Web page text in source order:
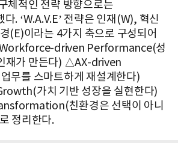
체적인 전략 방향으로는
다. ‘W.A.V.E’ 전략은 인재(W), 혁신
(E)이라는 4가지 축으로 구성되어
driven Performance(성
재가 만든다) △AX-driven
무를 스마트하게 재설계한다)
가치 기반 성장을 실현한다)
친환경은 선택이 아니
정리한다.